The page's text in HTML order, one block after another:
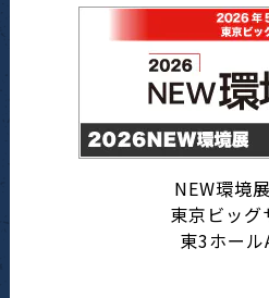
NEW環境
東京ビッグ
東3ホー